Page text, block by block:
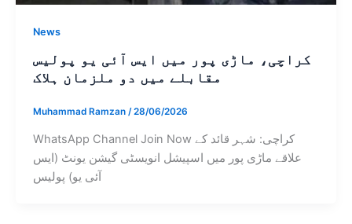
News
کراچی، ماڑی پور میں ایس آئی یو پولیس
مقابلے میں دو ملزمان ہلاک
Muhammad Ramzan /28/06/2026
WhatsApp Channel Join Now کراچی: شہر قائد کے
علاقے ماڑی پور میں اسپیشل انویسٹی گیشن یونٹ (ایس
آئی یو) پولیس